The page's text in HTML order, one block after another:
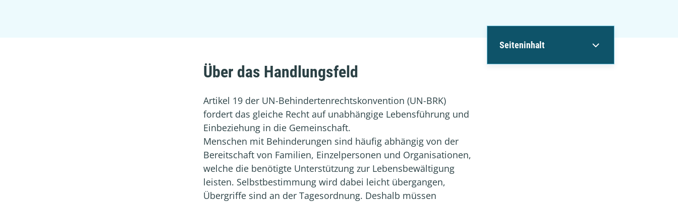
Seiteninhalt
Über das Handlungsfeld
Artikel 19 der UN-Behindertenrechtskonvention (UN-BRK)
fordert das gleiche Recht auf unabhängige Lebensführung und
Einbeziehung in die Gemeinschaft.
Menschen mit Behinderungen sind häufig abhängig von der
Bereitschaft von Familien, Einzelpersonen und Organisationen,
welche die benötigte Unterstützung zur Lebensbewältigung
leisten. Selbstbestimmung wird dabei leicht übergangen,
Übergriffe sind an der Tagesordnung. Deshalb müssen